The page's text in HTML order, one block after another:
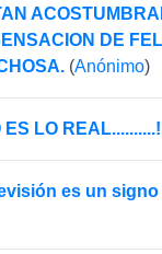
DE
(Anónimo)
ES LO
es un